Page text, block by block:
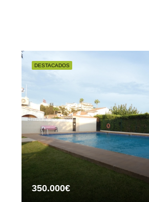
DESTACADOS
350.000€